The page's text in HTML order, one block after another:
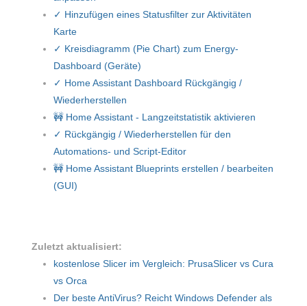
✓ Hinzufügen eines Statusfilter zur Aktivitäten
Karte
✓ Kreisdiagramm (Pie Chart) zum Energy-
Dashboard (Geräte)
✓ Home Assistant Dashboard Rückgängig /
Wiederherstellen
🚧 Home Assistant - Langzeitstatistik aktivieren
✓ Rückgängig / Wiederherstellen für den
Automations- und Script-Editor
🚧 Home Assistant Blueprints erstellen / bearbeiten
(GUI)
Zuletzt aktualisiert:
kostenlose Slicer im Vergleich: PrusaSlicer vs Cura
vs Orca
Der beste AntiVirus? Reicht Windows Defender als